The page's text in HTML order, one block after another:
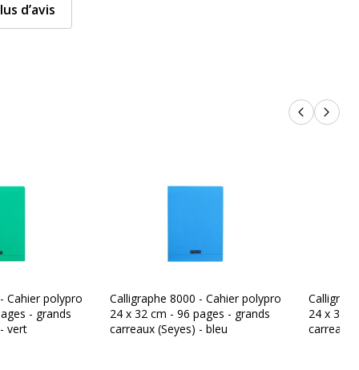
d’avis
Produits
Cahier polypro
- grands
vert
Calligraphe 8000 - Cahier polypro
24 x 32 cm - 96 pages - grands
carreaux (Seyes) - bleu
24 x 32
carreaux